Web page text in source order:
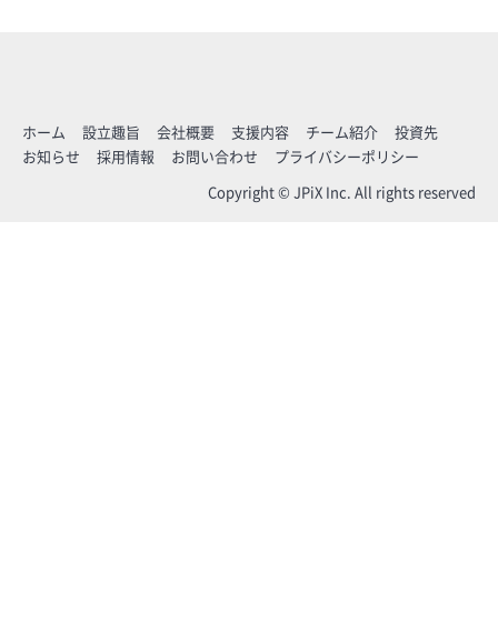
ホーム 設立趣旨 会社概要 支援内容 チーム紹介
投資先
お知らせ
採用情報 お問い合わせ プライバシーポリシー
Copyright © JPiX Inc. All rights reserved